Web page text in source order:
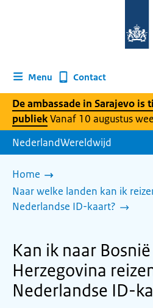
homepage
Menu Contact
De ambassade in Sarajevo
publiekVanaf 10 augustus
NederlandWereldwijd
Home
Naar welke landen kan ik
Nederlandse ID-kaart?
Kan ik naar
Herzegovina
Nederlandse ID-